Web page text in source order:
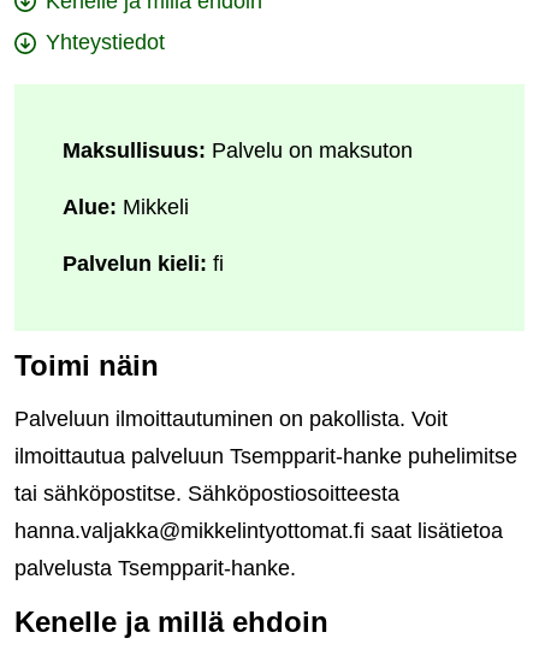
Yhteystiedot
Maksullisuus: Palvelu on maksuton
Alue: Mikkeli
Palvelun kieli: fi
Toimi näin
Palveluun ilmoittautuminen on pakollista. Voit
ilmoittautua palveluun Tsempparit-hanke puhelimitse
tai sähköpostitse. Sähköpostiosoitteesta
hanna.valjakka@mikkelintyottomat.fi saat lisätietoa
palvelusta Tsempparit-hanke.
Kenelle ja millä ehdoin